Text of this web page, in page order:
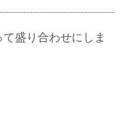
盛り合わせにしま